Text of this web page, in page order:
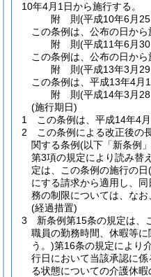
10年4月1日から施行する。
附 則(平成10年6月
この条例は、公布の日から
附 則(平成11年6月
この条例は、公布の日から
附 則(平成13年3月
この条例は、平成13年4月
附 則(平成14年3月
(施行期日)
1
この条例は、平成14年4
2
この条例による改正後の
関する条例(以下「新条例
第3項の規定により読み替
定は、この条例の施行の日
にする請求から適用し、
務の制限については、なお
(経過措置)
3
新条例第15条の規定は、
職員の勤務時間、休暇等に
う。)第16条の規定により
行日において当該承認に
る状態についての介護休